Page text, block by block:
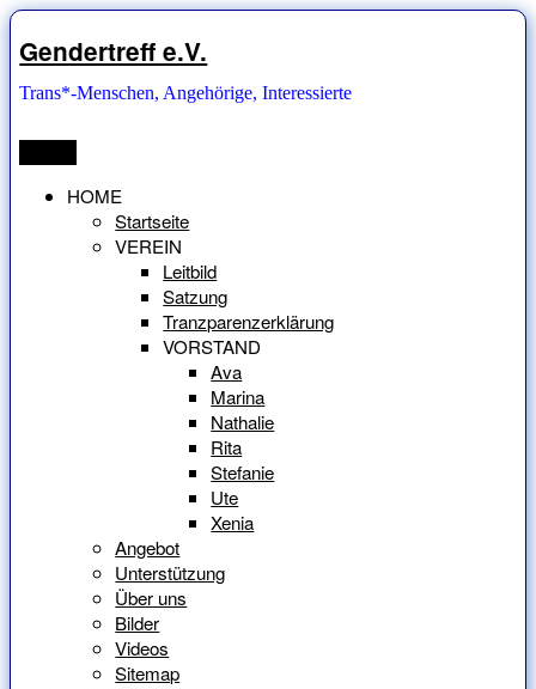
Zum
Inhalt
springen
Gendertreff e.V.
Trans*-Menschen, Angehörige, Interessierte
HOME
Startseite
VEREIN
Leitbild
Satzung
Tranzparenzerklärung
VORSTAND
Ava
Marina
Nathalie
Rita
Stefanie
Ute
Xenia
Angebot
Unterstützung
Über uns
Bilder
Videos
Sitemap